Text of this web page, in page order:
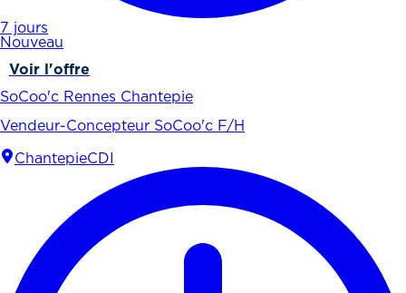
7 jours
Nouveau
Voir l'offre
SoCoo'c Rennes Chantepie
Vendeur-Concepteur SoCoo'c F/H
ChantepieCDI